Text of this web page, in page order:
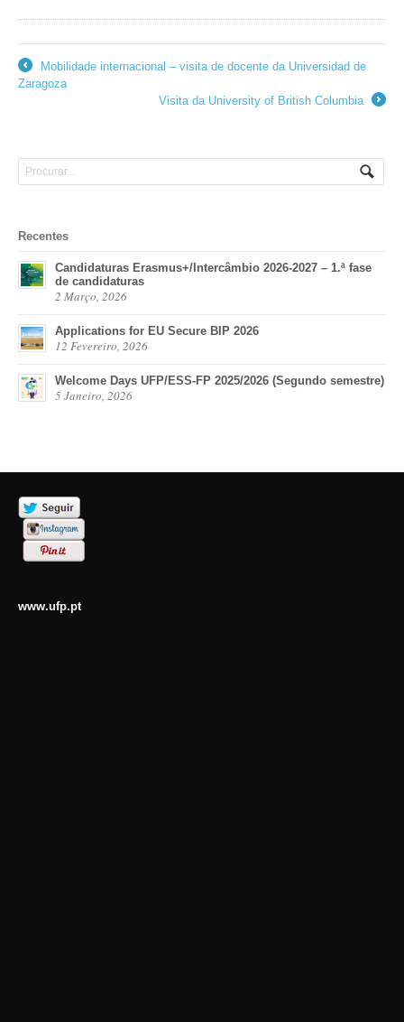
←
Mobilidade internacional – visita de docente da Universidad de
Zaragoza
Visita da University of British Columbia
Recentes
Candidaturas Erasmus+/Intercâmbio 2026-2027 – 1.ª fase
de candidaturas
2 Março, 2026
Applications for EU Secure BIP 2026
12 Fevereiro, 2026
Welcome Days UFP/ESS-FP 2025/2026 (Segundo semestre)
5 Janeiro, 2026
www.ufp.pt